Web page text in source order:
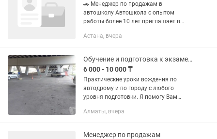
🚗 Менеджер по продажам в
автошколу Автошкола с опытом
работы более 10 лет приглашает в
Филиалы: Кокшетау, Караганда,
Астана, вчера
Обучение и подготовка к экзаменам. Инструктор по вождению. Автоинструктор
6 000 - 10 000 ₸
Практические уроки вождения по
автодрому и по городу с любого
уровня подготовки. Я помогу Вам
автошколы или получения
справиться с...
Алматы, вчера
Менеджер по продажам